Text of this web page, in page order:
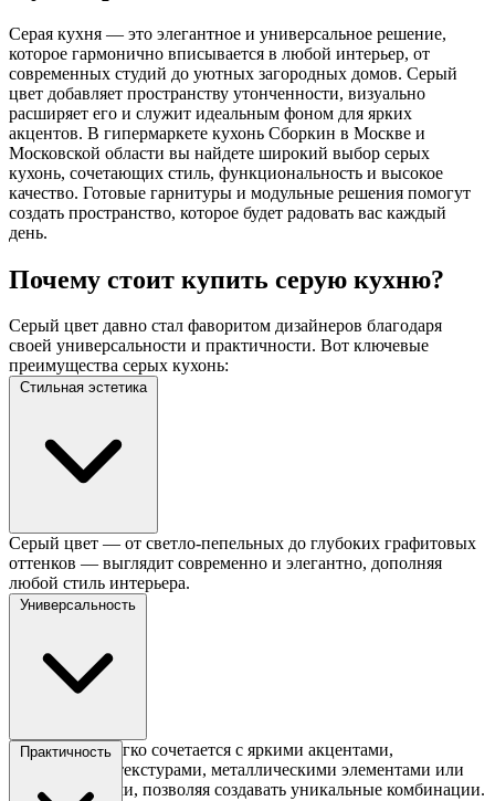
Серая кухня — это элегантное и универсальное решение,
которое гармонично вписывается в любой интерьер, от
современных студий до уютных загородных домов. Серый
цвет добавляет пространству утонченности, визуально
расширяет его и служит идеальным фоном для ярких
акцентов. В гипермаркете кухонь Сборкин в Москве и
Московской области вы найдете широкий выбор серых
кухонь, сочетающих стиль, функциональность и высокое
качество. Готовые гарнитуры и модульные решения помогут
создать пространство, которое будет радовать вас каждый
день.
Почему стоит купить серую кухню?
Серый цвет давно стал фаворитом дизайнеров благодаря
своей универсальности и практичности. Вот ключевые
преимущества серых кухонь:
Стильная эстетика
Серый цвет — от светло-пепельных до глубоких графитовых
оттенков — выглядит современно и элегантно, дополняя
любой стиль интерьера.
Универсальность
Серая кухня легко сочетается с яркими акцентами,
деревянными текстурами, металлическими элементами или
белыми стенами, позволяя создавать уникальные комбинации.
Практичность